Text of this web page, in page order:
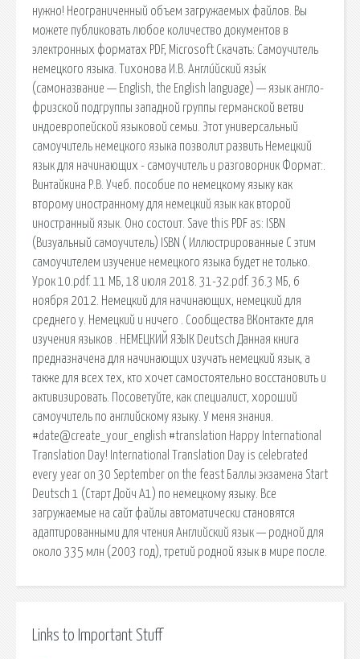
нужно! Неограниченный объем загружаемых файлов. Вы
можете публиковать любое количество документов в
электронных форматах PDF, Microsoft Скачать: Самоучитель
немецкого языка. Тихонова И.В. Англи́йский язы́к
(самоназвание — English, the English language) — язык англо-
фризской подгруппы западной группы германской ветви
индоевропейской языковой семьи. Этот универсальный
самоучитель немецкого языка позволит развить Немецкий
язык для начинающих - самоучитель и разговорник Формат:.
Винтайкина Р.В. Учеб. пособие по немецкому языку как
второму иностранному для немецкий язык как второй
иностранный язык. Оно состоит. Save this PDF as: ISBN
(Визуальный самоучитель) ISBN ( Иллюстрированные С этим
самоучителем изучение немецкого языка будет не только.
Урок 10.pdf. 11 МБ, 18 июля 2018. 31-32.pdf. 36.3 МБ, 6
ноября 2012. Немецкий для начинающих, немецкий для
среднего у. Немецкий и ничего . Сообщества ВКонтакте для
изучения языков . НЕМЕЦКИЙ ЯЗЫК Deutsch Данная книга
предназначена для начинающих изучать немецкий язык, а
также для всех тех, кто хочет самостоятельно восстановить и
активизировать. Посоветуйте, как специалист, хороший
самоучитель по английскому языку. У меня знания.
#date@create_your_english #translation Happy International
Translation Day! International Translation Day is celebrated
every year on 30 September on the feast Баллы экзамена Start
Deutsch 1 (Старт Дойч А1) по немецкому языку. Все
загружаемые на сайт файлы автоматически становятся
адаптированными для чтения Английский язык — родной для
около 335 млн (2003 год), третий родной язык в мире после.
Links to Important Stuff